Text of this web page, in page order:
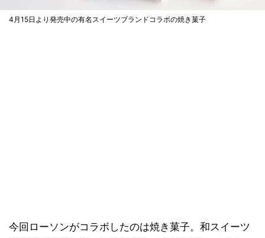
4月15日より発売中の有名スイーツブランドコラボの焼き菓子
今回ローソンがコラボしたのは焼き菓子。和スイーツ